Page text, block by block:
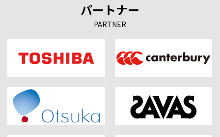
パートナー
PARTNER